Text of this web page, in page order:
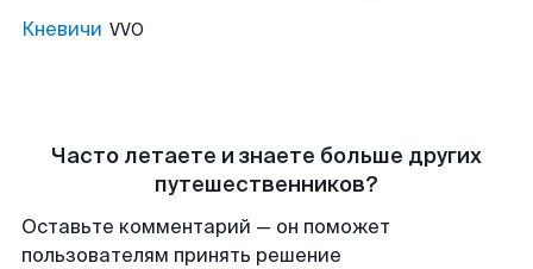
Кневичи VVO
Часто летаете и знаете больше других
путешественников?
Оставьте комментарий — он поможет
пользователям принять решение